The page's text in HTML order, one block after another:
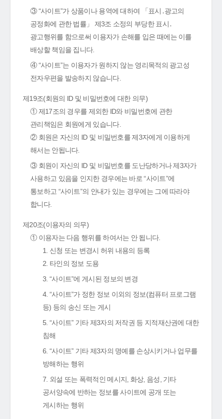
③ “사이트”가 상품이나 용역에 대하여 「표시․광고의
공정화에 관한 법률」 제3조 소정의 부당한 표시․
광고행위를 함으로써 이용자가 손해를 입은 때에는 이를
배상할 책임을 집니다.
④ “사이트”는 이용자가 원하지 않는 영리목적의 광고성
전자우편을 발송하지 않습니다.
제19조(회원의 ID 및 비밀번호에 대한 의무)
① 제17조의 경우를 제외한 ID와 비밀번호에 관한
관리책임은 회원에게 있습니다.
② 회원은 자신의 ID 및 비밀번호를 제3자에게 이용하게
해서는 안됩니다.
③ 회원이 자신의 ID 및 비밀번호를 도난당하거나 제3자가
사용하고 있음을 인지한 경우에는 바로 “사이트”에
통보하고 “사이트”의 안내가 있는 경우에는 그에 따라야
합니다.
제20조(이용자의 의무)
① 이용자는 다음 행위를 하여서는 안 됩니다.
1. 신청 또는 변경시 허위 내용의 등록
2. 타인의 정보 도용
3. “사이트”에 게시된 정보의 변경
4. “사이트”가 정한 정보 이외의 정보(컴퓨터 프로그램
등) 등의 송신 또는 게시
5. “사이트” 기타 제3자의 저작권 등 지적재산권에 대한
침해
6. “사이트” 기타 제3자의 명예를 손상시키거나 업무를
방해하는 행위
7. 외설 또는 폭력적인 메시지, 화상, 음성, 기타
공서양속에 반하는 정보를 사이트에 공개 또는
게시하는 행위